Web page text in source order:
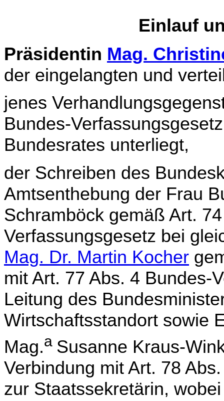
Einlauf
Präsidentin Mag.
der eingelangten und
jenes
Bundes-
Bundesrates unterliegt,
der Schreiben des
Amtsenthebung der Frau
Schramböck gemäß Art.
Verfassungsgesetz bei
Mag. Dr. Martin Kocher
mit Art. 77 Abs. 4 Bundes-
Leitung des
Wirtschaftsstandort sowie
Mag.a Susanne Kraus-
Verbindung mit Art. 78
zur Staatssekretärin,